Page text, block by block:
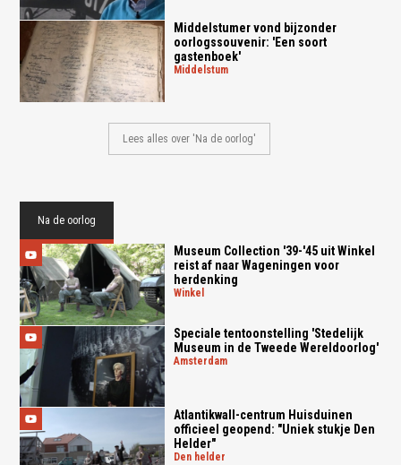
Middelstumer vond bijzonder
oorlogssouvenir: 'Een soort
gastenboek'
middelstum
Lees alles over 'Na de oorlog'
Na de oorlog
Museum Collection '39-'45 uit Winkel
reist af naar Wageningen voor
herdenking
winkel
Speciale tentoonstelling 'Stedelijk
Museum in de Tweede Wereldoorlog'
amsterdam
Atlantikwall-centrum Huisduinen
officieel geopend: "Uniek stukje Den
Helder"
den helder